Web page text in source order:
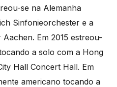
se na Alemanha
Sinfonieorchester e a
Em 2015 estreou-
a solo com a Hong
Hall Concert Hall. Em
americano tocando a